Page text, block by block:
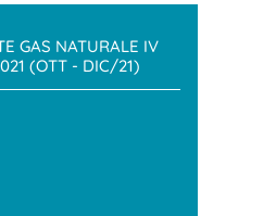
GAS NATURALE IV
(OTT - DIC/21)